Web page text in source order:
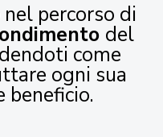
percorso di
del
come
ogni sua
beneficio.